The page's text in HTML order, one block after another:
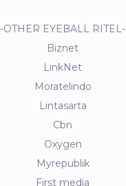
-OTHER EYEBALL RITEL-
Biznet
LinkNet
Moratelindo
Lintasarta
Cbn
Oxygen
Myrepublik
First media